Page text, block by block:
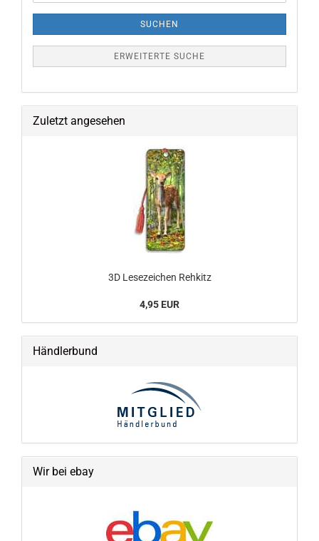
SUCHEN
ERWEITERTE SUCHE
Zuletzt angesehen
3D Lesezeichen Rehkitz
4,95 EUR
Händlerbund
Wir bei ebay